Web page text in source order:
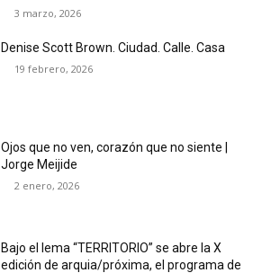
3 marzo, 2026
Denise Scott Brown. Ciudad. Calle. Casa
19 febrero, 2026
Ojos que no ven, corazón que no siente |
Jorge Meijide
2 enero, 2026
Bajo el lema “TERRITORIO” se abre la X
edición de arquia/próxima, el programa de